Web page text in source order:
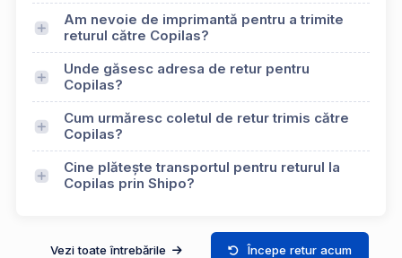
Am nevoie de imprimantă pentru a trimite
returul către Copilas?
Unde găsesc adresa de retur pentru
Copilas?
Cum urmăresc coletul de retur trimis către
Copilas?
Cine plătește transportul pentru returul la
Copilas prin Shipo?
Vezi toate întrebările Începe retur acum